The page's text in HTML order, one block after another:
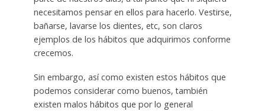
necesitamos pensar en ellos para hacerlo. Vestirse,
bañarse, lavarse los dientes, etc, son claros
ejemplos de los hábitos que adquirimos conforme
crecemos.
Sin embargo, así como existen estos hábitos que
podemos considerar como buenos, también
existen malos hábitos que por lo general